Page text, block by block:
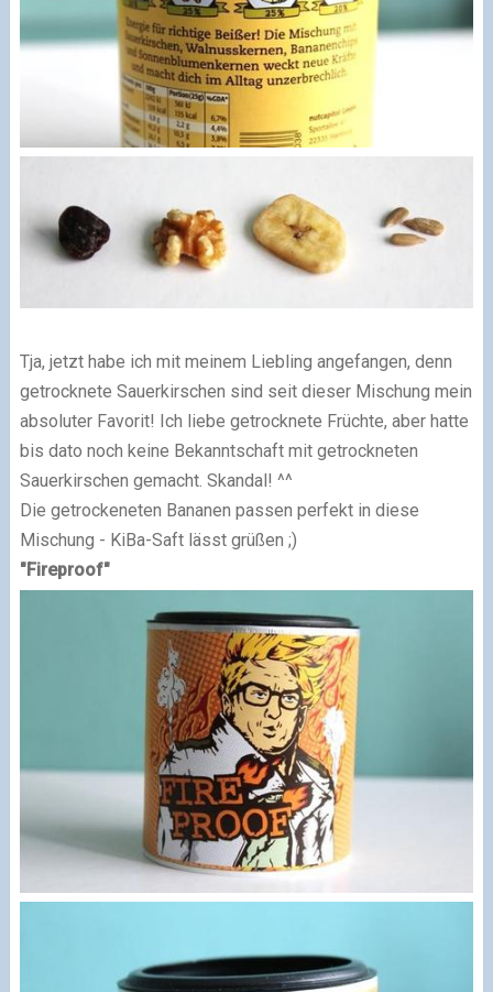
Tja, jetzt habe ich mit meinem Liebling angefangen, denn
getrocknete Sauerkirschen sind seit dieser Mischung mein
absoluter Favorit! Ich liebe getrocknete Früchte, aber hatte
bis dato noch keine Bekanntschaft mit getrockneten
Sauerkirschen gemacht. Skandal! ^^
Die getrockeneten Bananen passen perfekt in diese
Mischung - KiBa-Saft lässt grüßen ;)
"Fireproof"